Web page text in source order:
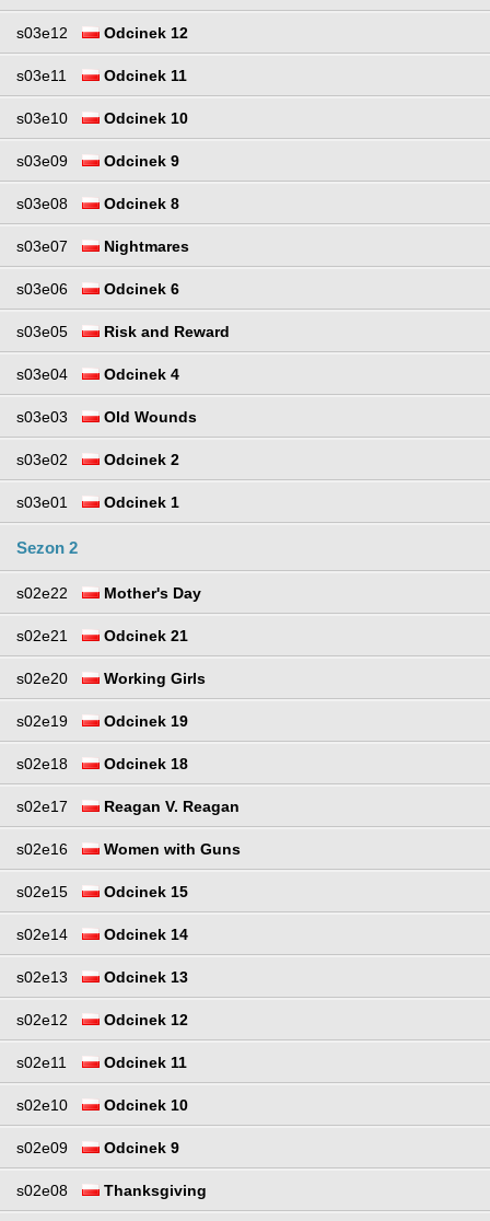
s03e12 Odcinek 12
s03e11 Odcinek 11
s03e10 Odcinek 10
s03e09 Odcinek 9
s03e08 Odcinek 8
s03e07 Nightmares
s03e06 Odcinek 6
s03e05 Risk and Reward
s03e04 Odcinek 4
s03e03 Old Wounds
s03e02 Odcinek 2
s03e01 Odcinek 1
Sezon 2
s02e22 Mother's Day
s02e21 Odcinek 21
s02e20 Working Girls
s02e19 Odcinek 19
s02e18 Odcinek 18
s02e17 Reagan V. Reagan
s02e16 Women with Guns
s02e15 Odcinek 15
s02e14 Odcinek 14
s02e13 Odcinek 13
s02e12 Odcinek 12
s02e11 Odcinek 11
s02e10 Odcinek 10
s02e09 Odcinek 9
s02e08 Thanksgiving